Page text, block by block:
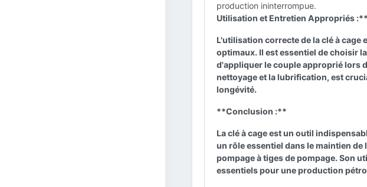
production ininterrompue.
Utilisation et Entretien Appropriés :**
L'utilisation correcte de la clé à
optimaux. Il est essentiel de choisir
d'appliquer le couple approprié lors
nettoyage et la lubrification, est
longévité.
**Conclusion :**
La clé à cage est un outil
un rôle essentiel dans le maintien
pompage à tiges de pompage. Son
essentiels pour une production